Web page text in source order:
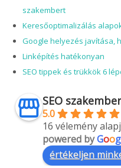
Keresőoptimalizálás 2018,
SEO optimalizálás, miért
Keresőoptimalizálás
szakembert
Google helyezés javítása,
Linképítés hatékonyan
SEO tippek és trükkök 6
SEO